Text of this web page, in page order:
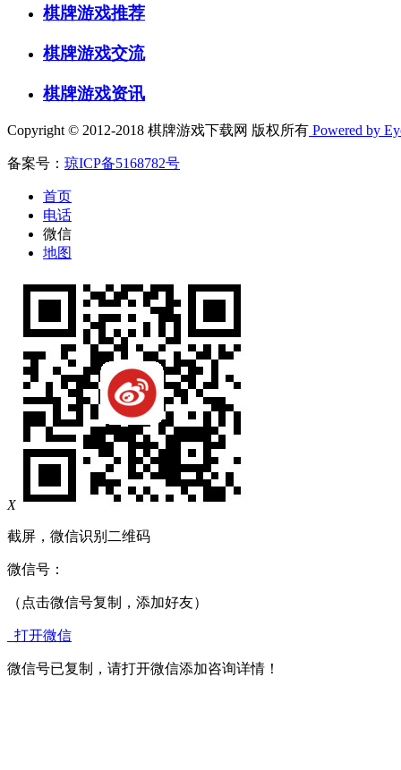
棋牌游戏推荐
棋牌游戏交流
棋牌游戏资讯
Copyright © 2012-2018 棋牌游戏下载网 版权所有 Powered by
备案号： 琼ICP备5168782号
首页
电话
微信
地图
X
截屏，微信识别二维码
微信号：
（点击微信号复制，添加好友）
打开微信
微信号已复制，请打开微信添加咨询详情！